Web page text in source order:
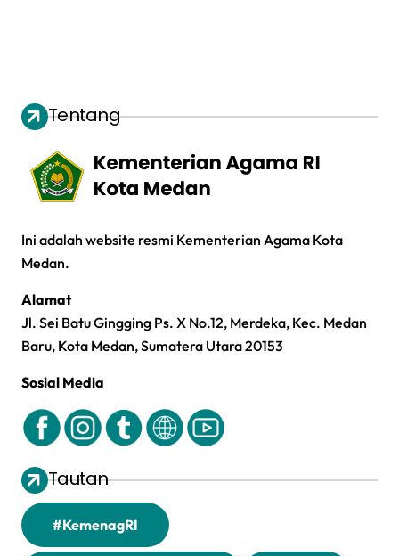
Tentang
Ini adalah website resmi Kementerian Agama Kota
Medan.
Alamat
Jl. Sei Batu Gingging Ps. X No.12, Merdeka, Kec. Medan
Baru, Kota Medan, Sumatera Utara 20153
Sosial Media
Tautan
#KemenagRI